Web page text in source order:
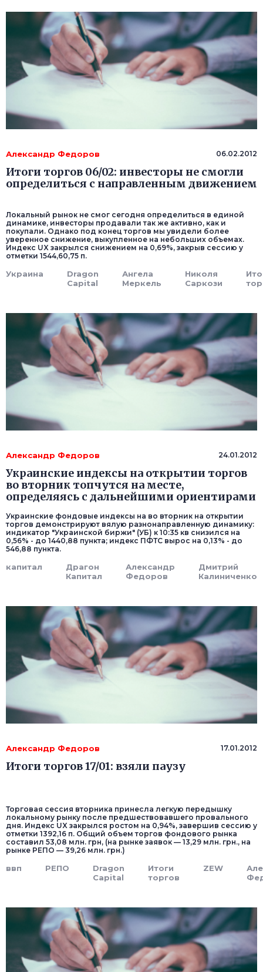
Александр Федоров 06.02.2012
Итоги торгов 06/02: инвесторы не смогли
определиться с направленным движением
Локальный рынок не смог сегодня определиться в единой
динамике, инвесторы продавали так же активно, как и
покупали. Однако под конец торгов мы увидели более
уверенное снижение, выкупленное на небольших объемах.
Индекс UX закрылся снижением на 0,69%, закрыв сессию у
отметки 1544,60,75 п.
Украина
Dragon
Capital
Ангела
Меркель
Николя
Саркози
Александр Федоров 24.01.2012
Украинские индексы на открытии торгов
во вторник топчутся на месте,
определяясь с дальнейшими ориентирами
Украинские фондовые индексы на во вторник на открытии
торгов демонстрируют вялую разнонаправленную динамику:
индикатор "Украинской биржи" (УБ) к 10:35 кв снизился на
0,56% - до 1440,88 пункта; индекс ПФТС вырос на 0,13% - до
546,88 пункта.
капитал
Драгон
Капитал
Александр
Федоров
Дмитрий
Калиниченко
Александр Федоров 17.01.2012
Итоги торгов 17/01: взяли паузу
Торговая сессия вторника принесла легкую передышку
локальному рынку после предшествовавшего провального
дня. Индекс UX закрылся ростом на 0,94%, завершив сессию у
отметки 1392,16 п. Общий объем торгов фондового рынка
составил 53,08 млн. грн, (на рынке заявок — 13,29 млн. грн., на
рынке РЕПО — 39,26 млн. грн.)
ввп РЕПО
Dragon
Capital
Итоги
торгов
ZEW